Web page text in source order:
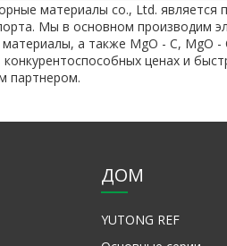
материалы co., Ltd.
Мы в основном производим
а также MgO - C, MgO
конкурентоспособных ценах и
партнером.
ДОМ
YUTONG REF